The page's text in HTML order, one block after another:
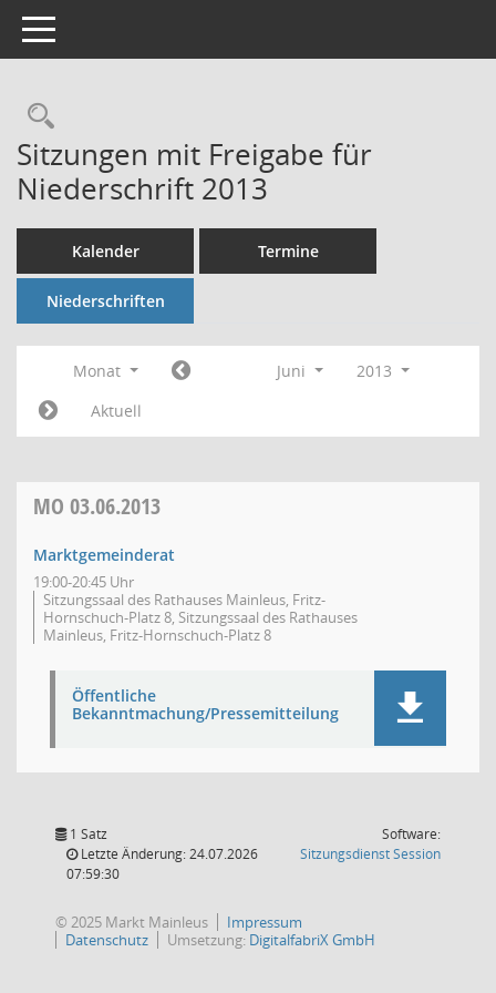
Toggle navigation
Rechercheauswahl
Sitzungen mit Freigabe für
Niederschrift 2013
Kalender Termine
Niederschriften
Monat Juni
2013
Aktuell
MO 03.06.2013
Marktgemeinderat
19:00-20:45 Uhr
Sitzungssaal des Rathauses Mainleus, Fritz-
Hornschuch-Platz 8, Sitzungssaal des Rathauses
Mainleus, Fritz-Hornschuch-Platz 8
Öffentliche
Bekanntmachung/Pressemitteilung
1 Satz
Letzte Änderung: 24.07.2026
07:59:30
Software:
SitzungsdienstSession(Wird in
© 2025 Markt Mainleus
Impressum
Datenschutz
Umsetzung: DigitalfabriX GmbH